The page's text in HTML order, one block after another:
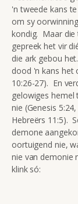
'n tweede kans
om sy
kondig. Maar die
gepreek het vir
die ark gebou
dood 'n kans het
10:26-27). En
gelowiges hemel
nie (Genesis
Hebreërs 11:5).
demone
oortuigend nie,
nie van demonie
klink só: